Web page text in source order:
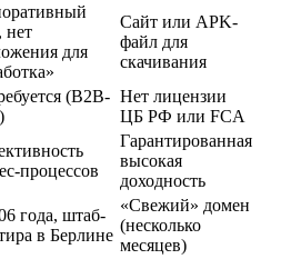
нет
для
Сайт или APK-
файл для
скачивания
(B2B- Нет лицензии
ЦБ РФ или FCA
процессов
Гарантированная
высокая
доходность
года, штаб-
в Берлине
«Свежий» домен
(несколько
месяцев)